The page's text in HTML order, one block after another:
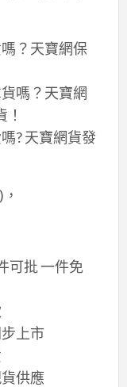
？天寶網保
嗎？天寶網
? 天寶網貨發
可批 一件免
上市
供應